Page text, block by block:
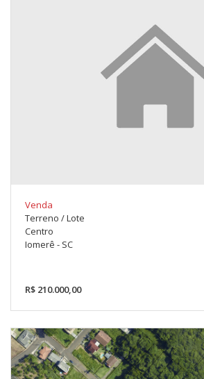
Venda
Terreno / Lote
Centro
Iomerê - SC
R$ 210.000,00